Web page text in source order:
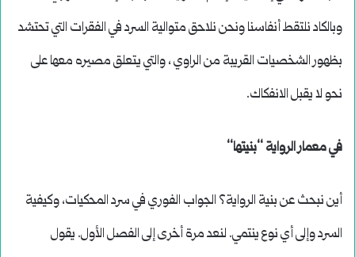
وبالكاد نلتقط أنفاسنا ونحن نلاحق متوالية السرد في الفقرات التي تحتشد
بظهور الشخصيات القريبة من الراوي ، والتي يتعلق مصيره معها على
نحو لا يقبل الانفكاك.
في معمار الرواية ‘‘بنيتها‘‘
أين نبحث عن بنية الرواية؟ الجواب الفوري في سرد المحكيات، وكيفية
السرد وإلى أي نوع ينتمي. لنعد مرة أخرى إلى الفصل الأول. يقول